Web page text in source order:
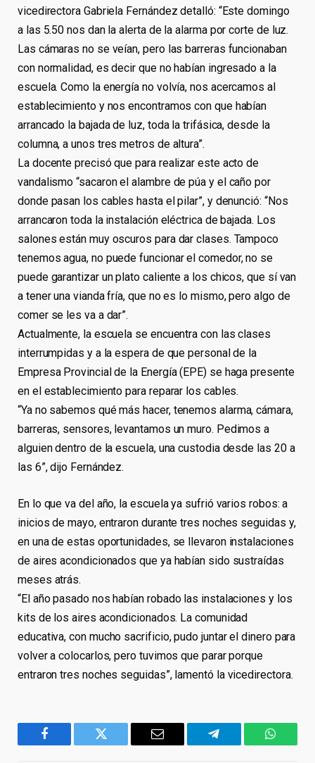
vicedirectora Gabriela Fernández detalló: “Este domingo
a las 5.50 nos dan la alerta de la alarma por corte de luz.
Las cámaras no se veían, pero las barreras funcionaban
con normalidad, es decir que no habían ingresado a la
escuela. Como la energía no volvía, nos acercamos al
establecimiento y nos encontramos con que habían
arrancado la bajada de luz, toda la trifásica, desde la
columna, a unos tres metros de altura”.
La docente precisó que para realizar este acto de
vandalismo “sacaron el alambre de púa y el caño por
donde pasan los cables hasta el pilar”, y denunció: “Nos
arrancaron toda la instalación eléctrica de bajada. Los
salones están muy oscuros para dar clases. Tampoco
tenemos agua, no puede funcionar el comedor, no se
puede garantizar un plato caliente a los chicos, que sí van
a tener una vianda fría, que no es lo mismo, pero algo de
comer se les va a dar”.
Actualmente, la escuela se encuentra con las clases
interrumpidas y a la espera de que personal de la
Empresa Provincial de la Energía (EPE) se haga presente
en el establecimiento para reparar los cables.
“Ya no sabemos qué más hacer, tenemos alarma, cámara,
barreras, sensores, levantamos un muro. Pedimos a
alguien dentro de la escuela, una custodia desde las 20 a
las 6”, dijo Fernández.
En lo que va del año, la escuela ya sufrió varios robos: a
inicios de mayo, entraron durante tres noches seguidas y,
en una de estas oportunidades, se llevaron instalaciones
de aires acondicionados que ya habían sido sustraídas
meses atrás.
“El año pasado nos habían robado las instalaciones y los
kits de los aires acondicionados. La comunidad
educativa, con mucho sacrificio, pudo juntar el dinero para
volver a colocarlos, pero tuvimos que parar porque
entraron tres noches seguidas”, lamentó la vicedirectora.
Facebook Twitter Email Telegram